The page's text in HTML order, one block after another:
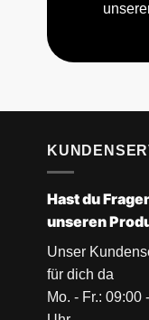
Hast du
unseren
Unser
für dich da
Mo. - Fr.: 09:00